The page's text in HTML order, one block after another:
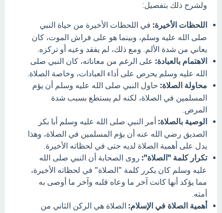
ولشرح ذلك بتفصيل:
اللحظات الأخيرة: في اللحظات الأخيرة من حياة النبي
صلى الله عليه وسلم، وبينما هو على فراش الموت، كان
يعاني من شدة الألم. ومع ذلك، لم يفقد وعيه أو تركزه.
الاهتمام بالعبادة: على الرغم من معاناته، كان النبي صلى
الله عليه وسلم يحرص على أداء العبادات، وخاصة الصلاة.
محاولة الصلاة: حاول النبي صلى الله عليه وسلم أن يؤم
المسلمين في الصلاة، لكنه لم يستطع بسبب شدة
المرض.
الوصية بالصلاة: أمر النبي صلى الله عليه وسلم أبا بكر
الصديق رضي الله عنه أن يؤم المسلمين في الصلاة، وهذا
يدل على أهمية الصلاة لديه حتى في لحظاته الأخيرة.
تكرار كلمة "الصلاة": روى الصحابة أن النبي صلى الله
عليه وسلم كان يكرر كلمة "الصلاة" في لحظاته الأخيرة،
مما يؤكد أنها كانت آخر ما وعاه قلبه وآخر ما أوصى به
أمته.
أهمية الصلاة في الإسلام: الصلاة هي الركن الثاني من